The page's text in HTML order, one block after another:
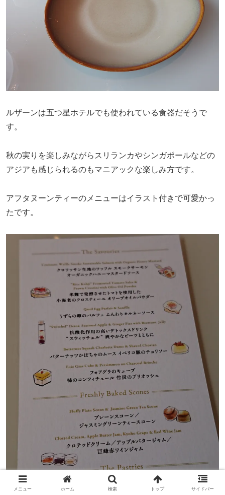
ルザーンは五つ星ホテルでも使われている食器だそうで
す。
秋の実りを楽しみながらスリランカやシンガポールなどの
アジアも感じられるのもマニアックな楽しみ方です。
アフタヌーンティーのメニューはイラスト付きで可愛かっ
たです。
メニュー ホーム 検索 トップ サイドバー